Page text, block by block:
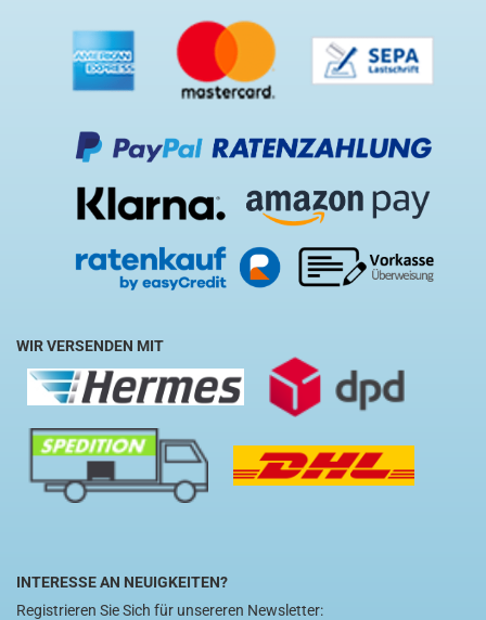
WIR VERSENDEN MIT
INTERESSE AN NEUIGKEITEN?
Registrieren Sie Sich für unsereren Newsletter: